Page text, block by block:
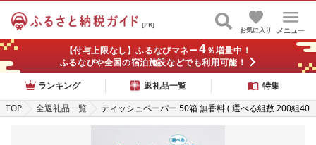
[PR]
メニュー
お気に入り
【付与上限なし】ふるなびマネー4％増量中！
ふるなびや全国の宿泊施設などでも利用可能！
ランキング
返礼品一覧
特集
TOP
全返礼品一覧
ティッシュペーパー 50箱 無香料 ( 選べる組数 200組40
0枚 / 150組300枚) ナクレ ナクレf ティッシュ ボックス
ティッシュ BOXティッシュ 日用品 生活応援 消耗品 ま